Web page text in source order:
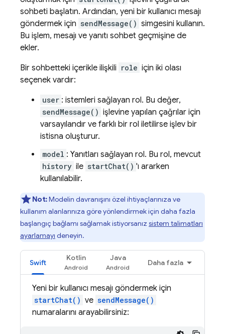
sohbeti başlatın. Ardından, yeni bir kullanıcı mesajı
göndermek için sendMessage() simgesini kullanın.
Bu işlem, mesajı ve yanıtı sohbet geçmişine de
ekler.
Bir sohbetteki içerikle ilişkili role için iki olası
seçenek vardır:
user : istemleri sağlayan rol. Bu değer,
sendMessage() işlevine yapılan çağrılar için
varsayılandır ve farklı bir rol iletilirse işlev bir
istisna oluşturur.
model : Yanıtları sağlayan rol. Bu rol, mevcut
history ile startChat() 'ı ararken
kullanılabilir.
Not:Modelin davranışını özel ihtiyaçlarınıza ve
kullanım alanlarınıza göre yönlendirmek için daha fazla
başlangıç bağlamı sağlamak istiyorsanız sistem talimatları
ayarlamayı deneyin.
Swift
Kotlin Java
Daha fazla
Yeni bir kullanıcı mesajı göndermek için
startChat() ve sendMessage()
numaralarını arayabilirsiniz: